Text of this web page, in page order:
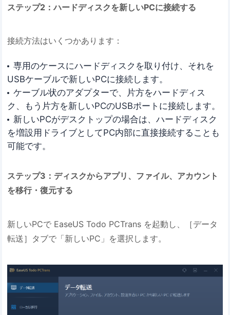
ステップ2：ハードディスクを新しいPCに接続する
接続方法はいくつかあります：
専用のケースにハードディスクを取り付け、それを
USBケーブルで新しいPCに接続します。
ケーブル状のアダプターで、片方をハードディス
ク、もう片方を新しいPCのUSBポートに接続します。
新しいPCがデスクトップの場合は、ハードディスク
を増設用ドライブとしてPC内部に直接接続することも
可能です。
ステップ3：ディスクからアプリ、ファイル、アカウント
を移行・復元する
新しいPCで EaseUS Todo PCTrans を起動し、［データ
転送］タブで「新しいPC」を選択します。